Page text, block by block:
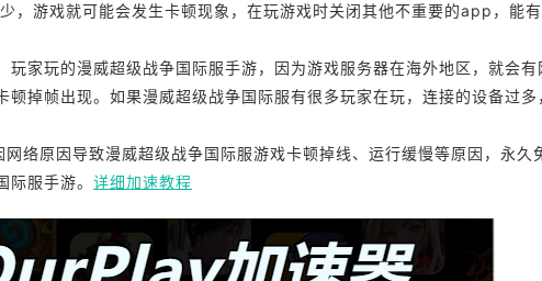
，游戏就可能会发生卡顿现象，在玩游戏时关闭其他不重要的app，能
玩家玩的漫威超级战争国际服手游，因为游戏服务器在海外地区，就会有
顿掉帧出现。如果漫威超级战争国际服有很多玩家在玩，连接的设备过多
网络原因导致漫威超级战争国际服游戏卡顿掉线、运行缓慢等原因，永久
服手游。 详细加速教程